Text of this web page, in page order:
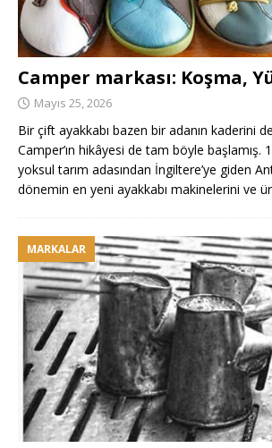
Camper markası: Koşma,
Mayıs 25, 2026
Bir çift ayakkabı bazen bir adanın kaderini
Camper’ın hikâyesi de tam böyle başlamış.
yoksul tarım adasından İngiltere’ye giden
dönemin en yeni ayakkabı makinelerini ve
MARKALAR